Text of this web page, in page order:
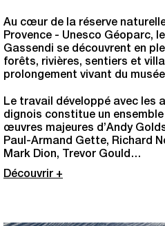
Au cœur de la réserve
Provence - Unesco Géoparc,
Gassendi se découvrent en
forêts, rivières, sentiers et
prolongement vivant du
Le travail développé avec les
dignois constitue un
œuvres majeures d’Andy
Paul-Armand Gette, Richard
Mark Dion, Trevor Gould…
Découvrir +